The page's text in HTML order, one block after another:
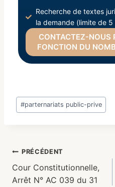
Recherche de textes
la demande (limite de
CONTACTEZ-NOUS
FONCTION DU
#parternariats public-prive
PRÉCÉDENT
Cour Constitutionnelle,
Arrêt N° AC 039 du 31